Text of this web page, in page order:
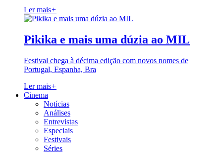
Ler mais+
Pikika e mais uma dúzia ao MIL
Festival chega à décima edição com novos nomes de
Portugal, Espanha, Bra
Ler mais+
Cinema
Notícias
Análises
Entrevistas
Especiais
Festivais
Séries